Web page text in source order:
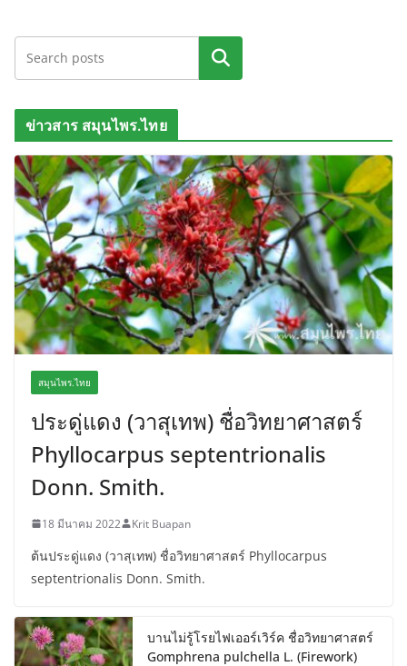
ค้นหา
ข่าวสาร สมุนไพร.ไทย
สมุนไพร.ไทย
ประดู่แดง (วาสุเทพ) ชื่อวิทยาศาสตร์
Phyllocarpus septentrionalis
Donn. Smith.
18 มีนาคม 2022 Krit Buapan
ต้นประดู่แดง (วาสุเทพ) ชื่อวิทยาศาสตร์ Phyllocarpus
septentrionalis Donn. Smith.
บานไม่รู้โรยไฟเออร์เวิร์ค ชื่อวิทยาศาสตร์
Gomphrena pulchella L. (Firework)